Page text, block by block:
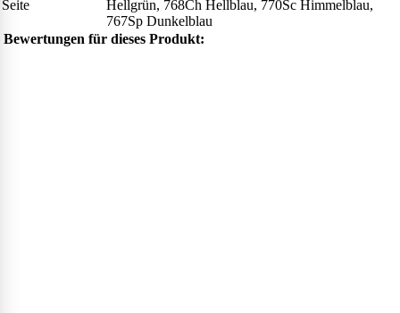
Seite
Hellgrün, 768Ch Hellblau, 770Sc Himmelblau,
767Sp Dunkelblau
Bewertungen für dieses Produkt: